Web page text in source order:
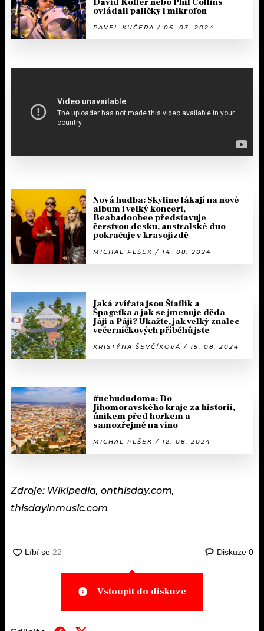
ovládali paličky i mikrofon
PAVEL KUČERA / 06. 03. 2024
Nová hudba: Skyline lákají na nové
album i velký koncert,
Beabadoobee představuje
čerstvou desku, australské duo
pokračuje v krasojízdě
MICHAL PLŠEK / 14. 08. 2024
Jaká zvířata jsou Štaflík a
Špagetka a jak se jmenuje děda
Jáji a Páji? Ukažte, jak velký znalec
večerníčkových příběhů jste
KRISTÝNA ŠEVČÍKOVÁ / 15. 08. 2024
#nebududoma: Do
Jihomoravského kraje za historií,
únikem před horkem a
samozřejmě na víno
MICHAL PLŠEK / 12. 08. 2024
Zdroje: Wikipedia, onthisday.com,
thisdayinmusic.com
Diskuze 0
Vstoupit do diskuze